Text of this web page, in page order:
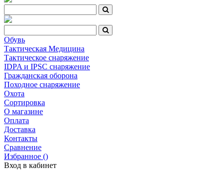
Обувь
Тактическая Медицина
Тактическое снаряжение
IDPA и IPSC снаряжение
Гражданская оборона
Походное снаряжение
Охота
Сортировка
О магазине
Оплата
Доставка
Контакты
Сравнение
Избранное ()
Вход в кабинет